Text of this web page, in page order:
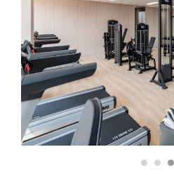
1 2 3